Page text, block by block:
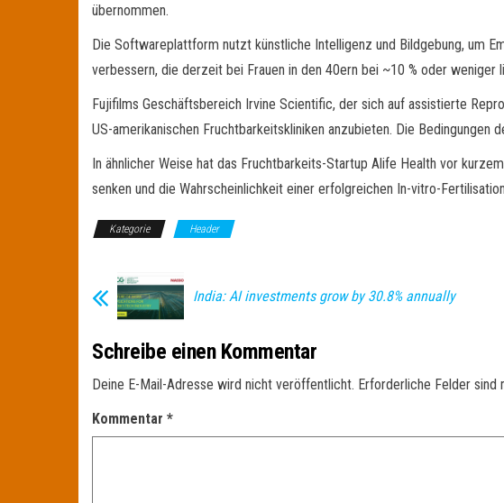
übernommen.
Die Softwareplattform nutzt künstliche Intelligenz und Bildgebung, um
verbessern, die derzeit bei Frauen in den 40ern bei ~10 % oder weniger
Fujifilms Geschäftsbereich Irvine Scientific, der sich auf assistierte
US-amerikanischen Fruchtbarkeitskliniken anzubieten. Die Bedingungen
In ähnlicher Weise hat das Fruchtbarkeits-Startup Alife Health vor
senken und die Wahrscheinlichkeit einer erfolgreichen In-vitro-
Kategorie Header
India: AI investments grow by 30.8% annually
Schreibe einen Kommentar
Deine E-Mail-Adresse wird nicht veröffentlicht. Erforderliche Felder sind
Kommentar *